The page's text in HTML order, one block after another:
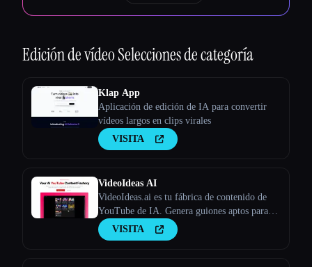
Edición de vídeoSelecciones de categoría
Klap App
Aplicación de edición de IA para convertir
vídeos largos en clips virales
VISITA
VideoIdeas AI
VideoIdeas.ai es tu fábrica de contenido de
YouTube de IA. Genera guiones aptos para
hacer virus, nuevas ideas de vídeo y contenido
atractivo en cuestión de minutos.
VISITA